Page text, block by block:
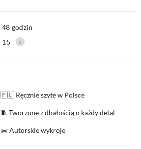
48 godzin
15
🇵🇱 Ręcznie szyte w Polsce
🧵 Tworzone z dbałością o każdy detal
✂️ Autorskie wykroje